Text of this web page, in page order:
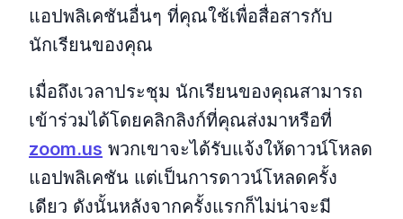
แอปพลิเคชันอื่นๆ ที่คุณใช้เพื่อสื่อสารกับ
นักเรียนของคุณ
เมื่อถึงเวลาประชุม นักเรียนของคุณสามารถ
เข้าร่วมได้โดยคลิกลิงก์ที่คุณส่งมาหรือที่
zoom.us พวกเขาจะได้รับแจ้งให้ดาวน์โหลด
แอปพลิเคชัน แต่เป็นการดาวน์โหลดครั้ง
เดียว ดังนั้นหลังจากครั้งแรกก็ไม่น่าจะมี